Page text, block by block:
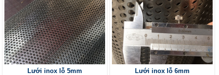
Lưới inox lỗ 5mm
Lưới inox lỗ 6mm